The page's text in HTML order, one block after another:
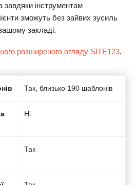
інструментам
зможуть без зайвих зусиль
закладі.
розширеного огляду SITE123.
Так, близько 190 шаблонів
Ні
Так